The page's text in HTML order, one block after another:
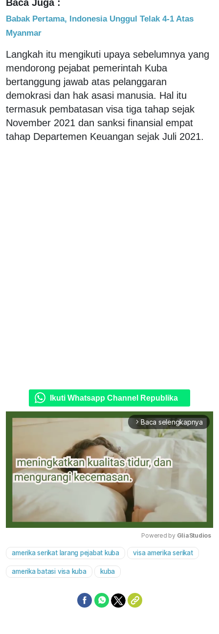
Baca Juga :
Babak Pertama, Indonesia Unggul Telak 4-1 Atas
Myanmar
Langkah itu mengikuti upaya sebelumnya yang
mendorong pejabat pemerintah Kuba
bertanggung jawab atas pelanggaran
demokrasi dan hak asasi manusia. Hal itu
termasuk pembatasan visa tiga tahap sejak
November 2021 dan sanksi finansial empat
tahap Departemen Keuangan sejak Juli 2021.
Ikuti Whatsapp Channel Republika
arrow_forward_ios Baca selengkapnya
Mute
Powered by GliaStudios
amerika serikat larang pejabat kuba visa amerika serikat
amerika batasi visa kuba kuba